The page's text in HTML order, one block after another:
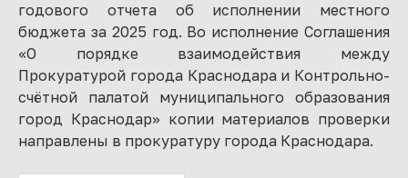
годового отчета об исполнении местного
бюджета за 2025 год. Во исполнение Соглашения
«О порядке взаимодействия между
Прокуратурой города Краснодара и Контрольно-
счётной палатой муниципального образования
город Краснодар» копии материалов проверки
направлены в прокуратуру города Краснодара.